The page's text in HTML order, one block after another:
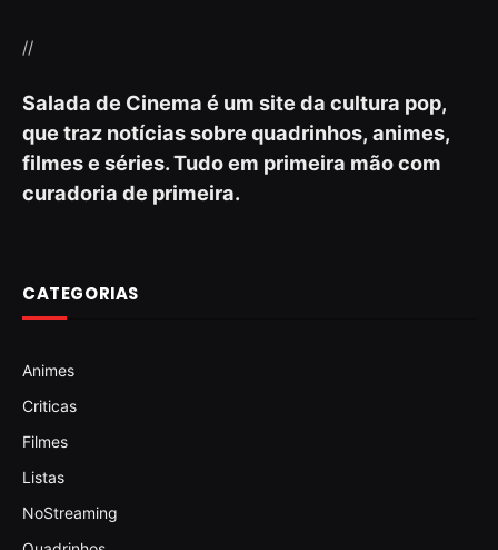
//
Salada de Cinema é um site da cultura pop,
que traz notícias sobre quadrinhos, animes,
filmes e séries. Tudo em primeira mão com
curadoria de primeira.
CATEGORIAS
Animes
Criticas
Filmes
Listas
NoStreaming